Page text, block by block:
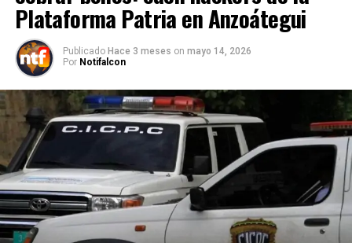
Plataforma Patria en Anzoátegui
Publicado Hace 3 meses on mayo 14, 2026
Por Notifalcon